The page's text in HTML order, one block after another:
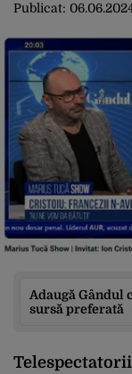
Publicat:
Adaugă Gândul
sursă preferată